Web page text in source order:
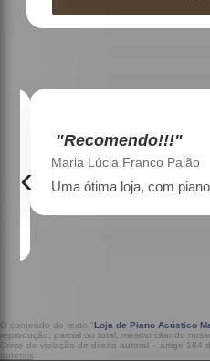
"Recomendo!!!"
Maria Lúcia Franco Paião
Uma ótima loja, com
‹
O conteúdo do texto "Loja de Piano Acústico
reprodução, parcial ou total, mesmo citando
Crime de violação de direito autoral – artigo 184
autorais